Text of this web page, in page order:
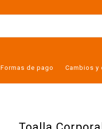
Formas de pago Cambios y